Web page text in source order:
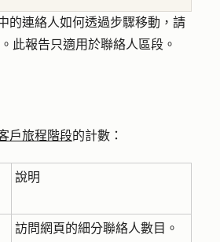
的連絡人如何透過步驟移動，請
此報告只適用於聯絡人區段。
戶旅程階段的計數：
說明
訪問網頁的細分聯絡人數目。